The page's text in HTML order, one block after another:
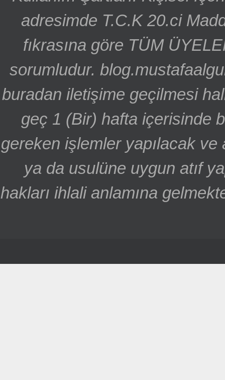
adresimde T.C.K 20.ci
fıkrasına göre TÜM
sorumludur.
buradan iletişime geçilmesi
geç 1 (Bir) hafta içerisinde
gereken işlemler yapılacak ve
ya da usulüne uygun atıf
hakları ihlali anlamına